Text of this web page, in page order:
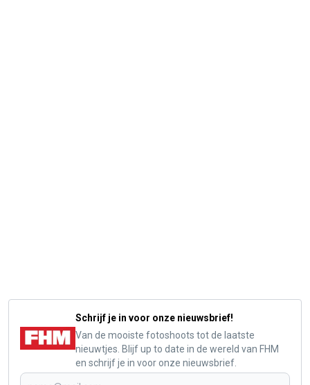
Schrijf je in voor onze nieuwsbrief!
Van de mooiste fotoshoots tot de laatste
nieuwtjes. Blijf up to date in de wereld van FHM
en schrijf je in voor onze nieuwsbrief.